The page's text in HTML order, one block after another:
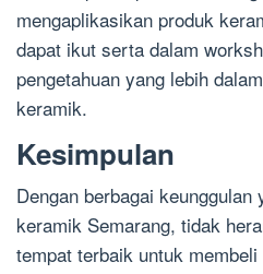
mengaplikasikan produk
dapat ikut serta dalam
pengetahuan yang lebih
keramik.
Kesimpulan
Dengan berbagai
keramik Semarang, tidak
tempat terbaik untuk